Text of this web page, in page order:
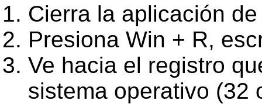
Cierra la aplicación
Presiona Win + R,
Ve hacia el registro
sistema operativo (32